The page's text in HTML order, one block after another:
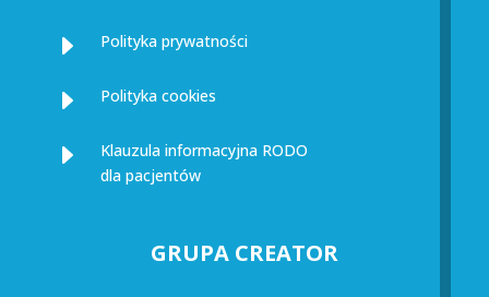
E Polityka prywatności
E Polityka cookies
E
Klauzula informacyjna RODO
dla pacjentów
GRUPA CREATOR